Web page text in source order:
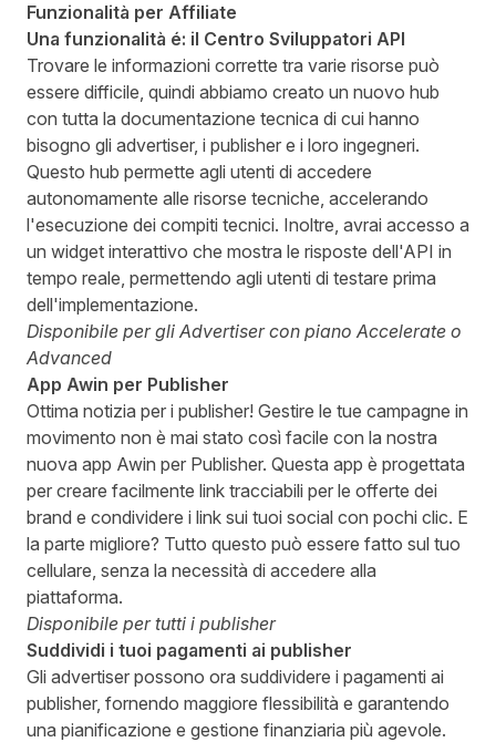
Funzionalità per Affiliate
Una funzionalità é: il Centro Sviluppatori API
Trovare le informazioni corrette tra varie risorse può
essere difficile, quindi abbiamo creato un nuovo hub
con tutta la documentazione tecnica di cui hanno
bisogno gli advertiser, i publisher e i loro ingegneri.
Questo hub permette agli utenti di accedere
autonomamente alle risorse tecniche, accelerando
l'esecuzione dei compiti tecnici. Inoltre, avrai accesso a
un widget interattivo che mostra le risposte dell'API in
tempo reale, permettendo agli utenti di testare prima
dell'implementazione.
Disponibile per gli Advertiser con piano Accelerate o
Advanced
App Awin per Publisher
Ottima notizia per i publisher! Gestire le tue campagne in
movimento non è mai stato così facile con la nostra
nuova app Awin per Publisher. Questa app è progettata
per creare facilmente link tracciabili per le offerte dei
brand e condividere i link sui tuoi social con pochi clic. E
la parte migliore? Tutto questo può essere fatto sul tuo
cellulare, senza la necessità di accedere alla
piattaforma.
Disponibile per tutti i publisher
Suddividi i tuoi pagamenti ai publisher
Gli advertiser possono ora suddividere i pagamenti ai
publisher, fornendo maggiore flessibilità e garantendo
una pianificazione e gestione finanziaria più agevole.